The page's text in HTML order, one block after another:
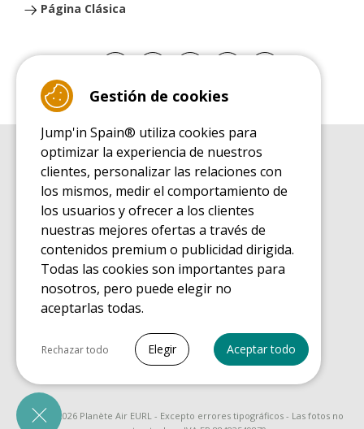
Página Clásica
GUÍA DE COMPRA
Guía de compra para las camas elásticas de ocio
GUÍA DE INSTALACIÓN
Guía de montaje para la cama elástica de ocio
GUÍA DE MANTENIMIENTO
Guía de mantenimiento de las camas elásticas de ocio
GUÍA DE INICIO
Guía de descubrimiento de las camas elásticas de ocio
GUÍA DE COMPRA PIEZAS DE RECAMBIO
© 2008 - 2026 Planète Air EURL - Excepto errores tipográficos - Las fotos no
Gestión de cookies
Jump'in Spain® utiliza cookies para
optimizar la experiencia de nuestros
clientes, personalizar las relaciones con
los mismos, medir el comportamiento de
los usuarios y ofrecer a los clientes
nuestras mejores ofertas a través de
contenidos premium o publicidad dirigida.
Todas las cookies son importantes para
nosotros, pero puede elegir no
aceptarlas todas.
Seleccionar todo
Cookies necesarias
Necesario para que el sitio funcione
correctamente
Rechazar todo Elegir Aceptar todo